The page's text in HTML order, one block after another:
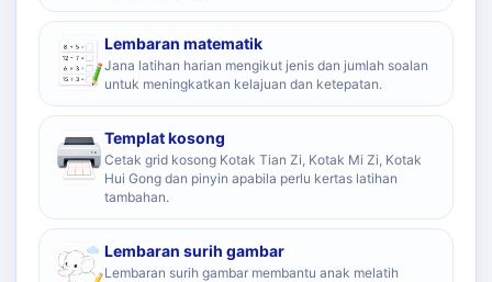
Lembaran matematik
Jana latihan harian mengikut jenis dan jumlah soalan
untuk meningkatkan kelajuan dan ketepatan.
Templat kosong
Cetak grid kosong Kotak Tian Zi, Kotak Mi Zi, Kotak
Hui Gong dan pinyin apabila perlu kertas latihan
tambahan.
Lembaran surih gambar
Lembaran surih gambar membantu anak melatih